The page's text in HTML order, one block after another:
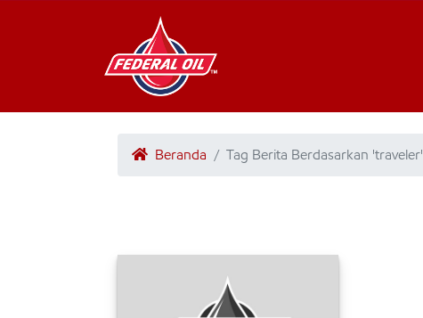
Beranda Tag Berita Berdasarkan 'traveler'